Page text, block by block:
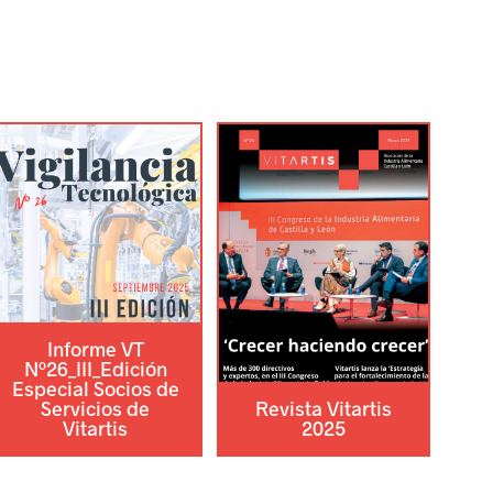
Informe VT
Nº26_III_Edición
Especial Socios de
Servicios de
Vitartis
Revista Vitartis
2025